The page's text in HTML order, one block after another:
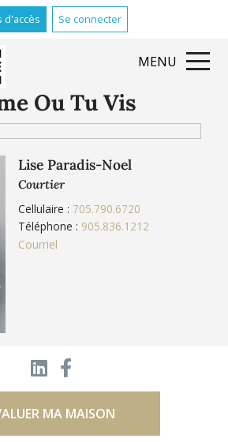
d'accès Se connecter
Ou Tu Vis
MENU
Lise Paradis-Noel
Courtier
Cellulaire : 705.790.6720
Téléphone : 905.836.1212
Courriel
MA MAISON